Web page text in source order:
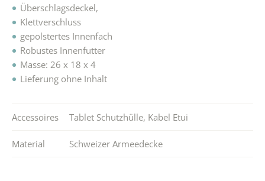
Überschlagsdeckel,
Klettverschluss
gepolstertes Innenfach
Robustes Innenfutter
Masse: 26 x 18 x 4
Lieferung ohne Inhalt
Accessoires Tablet Schutzhülle, Kabel Etui
Material Schweizer Armeedecke